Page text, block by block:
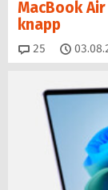
MacBook
knapp
25